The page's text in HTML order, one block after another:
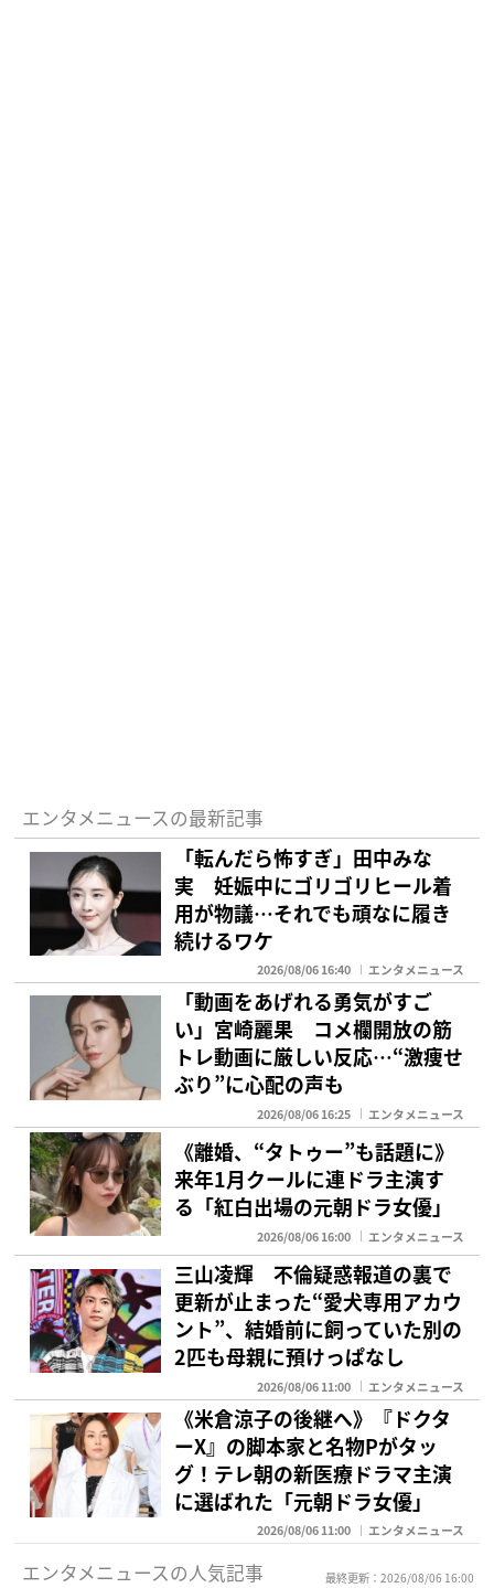
エンタメニュースの最新記事
「転んだら怖すぎ」田中みな
実 妊娠中にゴリゴリヒール着
用が物議…それでも頑なに履き
続けるワケ
2026/08/06 16:40 エンタメニュース
「動画をあげれる勇気がすご
い」宮崎麗果 コメ欄開放の筋
トレ動画に厳しい反応…“激痩せ
ぶり”に心配の声も
2026/08/06 16:25 エンタメニュース
《離婚、“タトゥー”も話題に》
来年1月クールに連ドラ主演す
る「紅白出場の元朝ドラ女優」
2026/08/06 16:00 エンタメニュース
三山凌輝 不倫疑惑報道の裏で
更新が止まった“愛犬専用アカウ
ント”、結婚前に飼っていた別の
2匹も母親に預けっぱなし
2026/08/06 11:00 エンタメニュース
《米倉涼子の後継へ》『ドクタ
ーX』の脚本家と名物Pがタッ
グ！テレ朝の新医療ドラマ主演
に選ばれた「元朝ドラ女優」
2026/08/06 11:00 エンタメニュース
エンタメニュースの人気記事 最終更新：2026/08/06 16:00